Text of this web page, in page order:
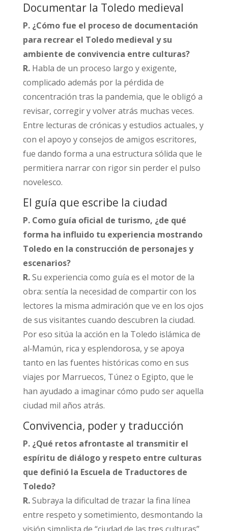
Documentar la Toledo medieval
P. ¿Cómo fue el proceso de documentación
para recrear el Toledo medieval y su
ambiente de convivencia entre culturas?
R.Habla de un proceso largo y exigente,
complicado además por la pérdida de
concentración tras la pandemia, que le obligó a
revisar, corregir y volver atrás muchas veces.
Entre lecturas de crónicas y estudios actuales, y
con el apoyo y consejos de amigos escritores,
fue dando forma a una estructura sólida que le
permitiera narrar con rigor sin perder el pulso
novelesco.​
El guía que escribe la ciudad
P. Como guía oficial de turismo, ¿de qué
forma ha influido tu experiencia mostrando
Toledo en la construcción de personajes y
escenarios?
R.Su experiencia como guía es el motor de la
obra: sentía la necesidad de compartir con los
lectores la misma admiración que ve en los ojos
de sus visitantes cuando descubren la ciudad.
Por eso sitúa la acción en la Toledo islámica de
al‑Mamún, rica y esplendorosa, y se apoya
tanto en las fuentes históricas como en sus
viajes por Marruecos, Túnez o Egipto, que le
han ayudado a imaginar cómo pudo ser aquella
ciudad mil años atrás.​
Convivencia, poder y traducción
P. ¿Qué retos afrontaste al transmitir el
espíritu de diálogo y respeto entre culturas
que definió la Escuela de Traductores de
Toledo?
R.Subraya la dificultad de trazar la fina línea
entre respeto y sometimiento, desmontando la